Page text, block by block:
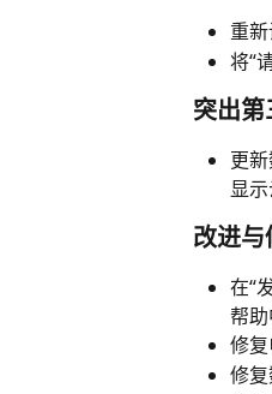
重
将“
突出
更
显
改进与
在“
帮助
修
修